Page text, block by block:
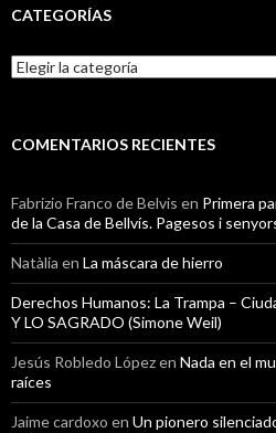
CATEGORÍAS
Categorías
COMENTARIOS RECIENTES
Fabrizio Franco de Belvis en Primera
de la Casa de Bellvís. Pagesos i
Natàlia en La máscara de hierro
Derechos Humanos: La Trampa –
Y LO SAGRADO (Simone Weil)
Jesús Robledo Lópezen Nada en el
raíces
Jaime cardoxo en Un pionero